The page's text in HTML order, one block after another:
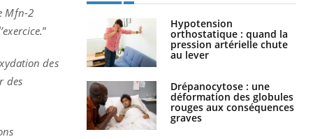
Mfn-2
”
des
des
Hypotension
orthostatique : quand la
pression artérielle chute
au lever
Drépanocytose : une
déformation des globules
rouges aux conséquences
graves